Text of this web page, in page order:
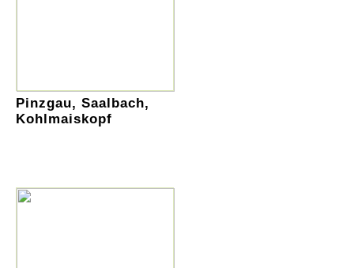
Pinzgau, Saalbach,
Kohlmaiskopf